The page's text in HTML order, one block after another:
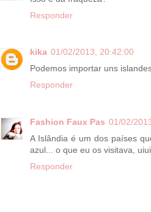
Responder
kika 01/02/2013, 20:42:00
Podemos importar uns
Responder
Fashion Faux Pas 01/02/
A Islândia é um dos países
azul... o que eu os visitava,
Responder